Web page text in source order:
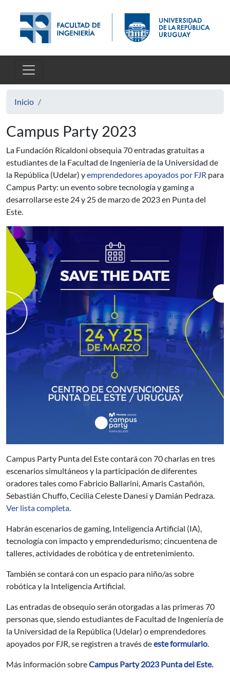
Inicio
Campus Party 2023
La Fundación Ricaldoni obsequia 70 entradasgratuitasa
estudiantes de la Facultad de Ingeniería de la Universidad de
la República (Udelar) yemprendedores apoyados por FJR para
Campus Party: un eventosobretecnologíay gaming a
desarrollarse este 24 y 25 de marzode 2023en Punta del
Este.
Campus Party Punta del Este contará con 70 charlas en tres
escenarios simultáneos y la participación de diferentes
oradores tales como Fabricio Ballarini, Amaris Castañón,
Sebastián Chuffo, Cecilia Celeste Danesi y Damián Pedraza.
Ver lista completa.
Habrán escenarios de gaming, Inteligencia Artificial (IA),
tecnología con impacto y emprendedurismo; cincuentena de
talleres, actividades de robótica y de entretenimiento.
También se contará con un espacio para niño/as sobre
robótica y la Inteligencia Artificial.
Las entradas de obsequio serán otorgadas a las primeras 70
personas que, siendo estudiantes de Facultad de Ingeniería de
la Universidad de la República (Udelar) o emprendedores
apoyados por FJR, se registren a través deeste formulario.
Más información sobreCampus Party 2023 Punta del Este.